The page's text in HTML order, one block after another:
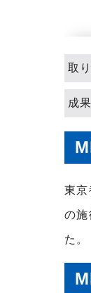
取
成
東京
の施
た。